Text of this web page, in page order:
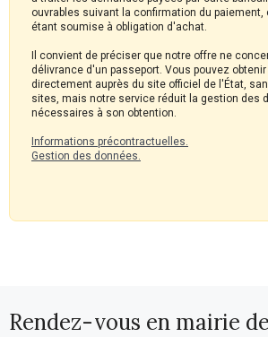
ouvrables suivant la confirmation du
étant soumise à obligation d'achat.
Il convient de préciser que notre offre ne
délivrance d'un passeport. Vous pouvez
directement auprès du site officiel de l'État,
sites, mais notre service réduit la gestion des
nécessaires à son obtention.
Informations précontractuelles.
Gestion des données.
Rendez-vous en mairie